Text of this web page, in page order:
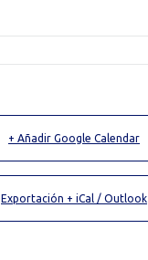
+ Añadir Google Calendar
Exportación + iCal / Outlook